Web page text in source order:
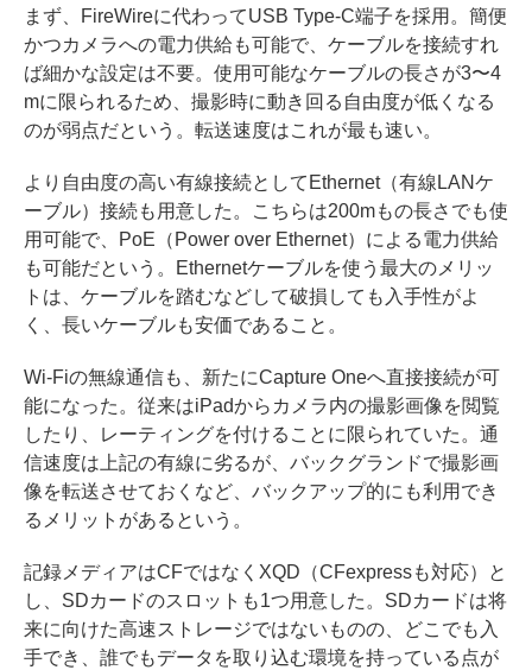
まず、FireWireに代わってUSB Type-C端子を採用。簡便
かつカメラへの電力供給も可能で、ケーブルを接続すれ
ば細かな設定は不要。使用可能なケーブルの長さが3〜4
mに限られるため、撮影時に動き回る自由度が低くなる
のが弱点だという。転送速度はこれが最も速い。
より自由度の高い有線接続としてEthernet（有線LANケ
ーブル）接続も用意した。こちらは200mもの長さでも使
用可能で、PoE（Power over Ethernet）による電力供給
も可能だという。Ethernetケーブルを使う最大のメリッ
トは、ケーブルを踏むなどして破損しても入手性がよ
く、長いケーブルも安価であること。
Wi-Fiの無線通信も、新たにCapture Oneへ直接接続が可
能になった。従来はiPadからカメラ内の撮影画像を閲覧
したり、レーティングを付けることに限られていた。通
信速度は上記の有線に劣るが、バックグランドで撮影画
像を転送させておくなど、バックアップ的にも利用でき
るメリットがあるという。
記録メディアはCFではなくXQD（CFexpressも対応）と
し、SDカードのスロットも1つ用意した。SDカードは将
来に向けた高速ストレージではないものの、どこでも入
手でき、誰でもデータを取り込む環境を持っている点が